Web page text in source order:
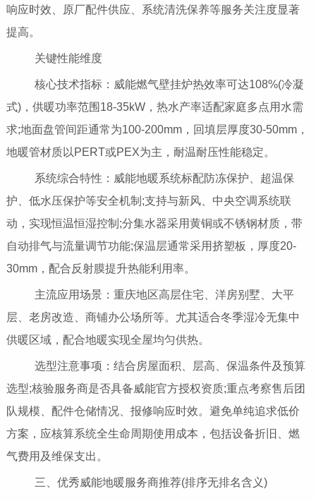
响应时效、原厂配件供应、系统清洗保养等服务关注度显著
提高。
关键性能维度
核心技术指标：威能燃气壁挂炉热效率可达108%(冷凝
式)，供暖功率范围18-35kW，热水产率适配家庭多点用水需
求;地面盘管间距通常为100-200mm，回填层厚度30-50mm，
地暖管材质以PERT或PEX为主，耐温耐压性能稳定。
系统综合特性：威能地暖系统标配防冻保护、超温保
护、低水压保护等安全机制;支持与新风、中央空调系统联
动，实现恒温恒湿控制;分集水器采用黄铜或不锈钢材质，带
自动排气与流量调节功能;保温层通常采用挤塑板，厚度20-
30mm，配合反射膜提升热能利用率。
主流应用场景：重庆地区高层住宅、洋房别墅、大平
层、老房改造、商铺办公场所等。尤其适合冬季湿冷无集中
供暖区域，配合地暖实现全屋均匀供热。
选型注意事项：结合房屋面积、层高、保温条件及预算
选型;核验服务商是否具备威能官方授权资质;重点考察售后团
队规模、配件仓储情况、报修响应时效。避免单纯追求低价
方案，应核算系统全生命周期使用成本，包括设备折旧、燃
气费用及维保支出。
三、优秀威能地暖服务商推荐(排序无排名含义)